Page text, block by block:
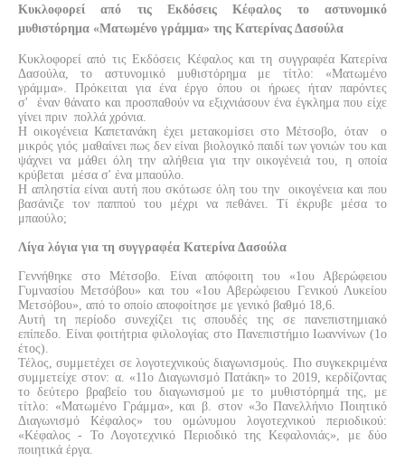
Κυκλοφορεί από τις Εκδόσεις Κέφαλος το αστυνομικό
μυθιστόρημα «Ματωμένο γράμμα» της Κατερίνας Δασούλα
Κυκλοφορεί από τις Εκδόσεις Κέφαλος και τη συγγραφέα Κατερίνα
Δασούλα, το αστυνομικό μυθιστόρημα με τίτλο: «Ματωμένο
γράμμα». Πρόκειται για ένα έργο όπου οι ήρωες ήταν παρόντες
σ'
έναν θάνατο και προσπαθούν να εξιχνιάσουν ένα έγκλημα που είχε
γίνει πριν πολλά χρόνια.
Η οικογένεια Καπετανάκη έχει μετακομίσει στο Μέτσοβο, όταν
ο
μικρός γιός μαθαίνει πως δεν είναι βιολογικό παιδί των γονιών του και
ψάχνει να μάθει όλη την αλήθεια για την οικογένειά του, η οποία
κρύβεται μέσα σ' ένα μπαούλο.
Η απληστία είναι αυτή που σκότωσε όλη του την
οικογένεια και που
βασάνιζε τον παππού του μέχρι να πεθάνει. Τί έκρυβε μέσα το
μπαούλο;
Λίγα λόγια για τη συγγραφέα Κατερίνα Δασούλα
Γεννήθηκε στο Μέτσοβο. Είναι απόφοιτη του «1ου Αβερώφειου
Γυμνασίου Μετσόβου» και του «1ου Αβερώφειου Γενικού Λυκείου
Μετσόβου», από το οποίο αποφοίτησε με γενικό βαθμό 18,6.
Αυτή τη περίοδο συνεχίζει τις σπουδές της σε πανεπιστημιακό
επίπεδο. Είναι φοιτήτρια φιλολογίας στο Πανεπιστήμιο Ιωαννίνων (1ο
έτος).
Τέλος, συμμετέχει σε λογοτεχνικούς διαγωνισμούς. Πιο συγκεκριμένα
συμμετείχε στον: α. «11ο Διαγωνισμό Πατάκη» το 2019, κερδίζοντας
το δεύτερο βραβείο του διαγωνισμού με το μυθιστόρημά της, με
τίτλο: «Ματωμένο Γράμμα», και β. στον «3ο Πανελλήνιο Ποιητικό
Διαγωνισμό Κέφαλος» του ομώνυμου λογοτεχνικού περιοδικού:
«Κέφαλος - Το Λογοτεχνικό Περιοδικό της Κεφαλονιάς», με δύο
ποιητικά έργα.